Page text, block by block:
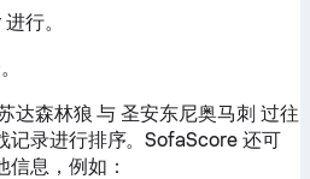
行。
达森林狼 与 圣安东尼奥马刺 过往
记录进行排序。SofaScore 还可
息，例如：